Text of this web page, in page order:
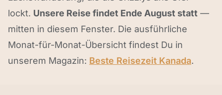
lockt. Unsere Reise findet Ende August statt —
mitten in diesem Fenster. Die ausführliche
Monat-für-Monat-Übersicht findest Du in
unserem Magazin: Beste Reisezeit Kanada.